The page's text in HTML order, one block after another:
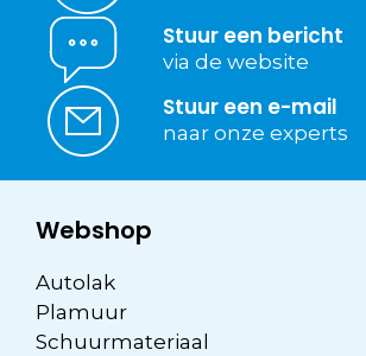
Stuur een bericht
via de website
Stuur een e-mail
naar onze experts
Webshop
Autolak
Plamuur
Schuurmateriaal